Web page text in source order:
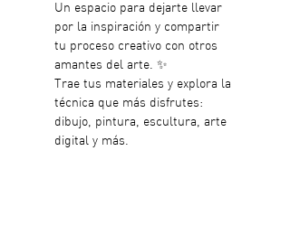
Un espacio para dejarte llevar
por la inspiración y compartir
tu proceso creativo con otros
amantes del arte. ✨
Trae tus materiales y explora la
técnica que más disfrutes:
dibujo, pintura, escultura, arte
digital y más.